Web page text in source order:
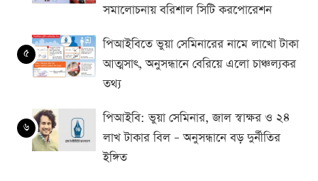
সমালোচনায় বরিশাল সিটি করপোরেশন
৫
পিআইবিতে ভুয়া সেমিনারের নামে লাখো টাকা
আত্মসাৎ, অনুসন্ধানে বেরিয়ে এলো চাঞ্চল্যকর
তথ্য
৬
পিআইবি: ভুয়া সেমিনার, জাল স্বাক্ষর ও ২৪
লাখ টাকার বিল – অনুসন্ধানে বড় দুর্নীতির
ইঙ্গিত